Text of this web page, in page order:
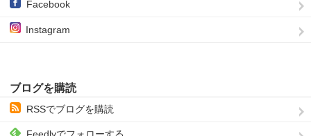
Facebook
Instagram
ブログを購読
RSSでブログを購読